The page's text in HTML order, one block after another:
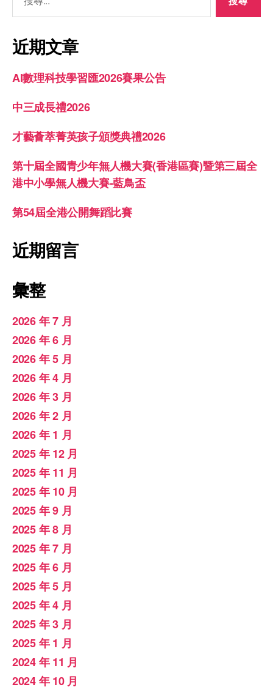
近期文章
AI數理科技學習匯2026賽果公告
中三成長禮2026
才藝薈萃菁英孩子頒獎典禮2026
第十屆全國青少年無人機大賽(香港區賽)暨第三屆全
港中小學無人機大賽-藍鳥盃
第54屆全港公開舞蹈比賽
近期留言
彙整
2026 年 7 月
2026 年 6 月
2026 年 5 月
2026 年 4 月
2026 年 3 月
2026 年 2 月
2026 年 1 月
2025 年 12 月
2025 年 11 月
2025 年 10 月
2025 年 9 月
2025 年 8 月
2025 年 7 月
2025 年 6 月
2025 年 5 月
2025 年 4 月
2025 年 3 月
2025 年 1 月
2024 年 11 月
2024 年 10 月